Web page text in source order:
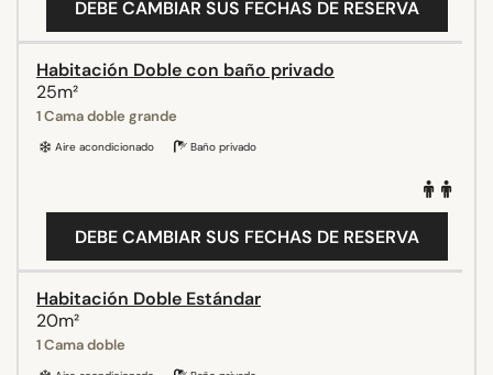
DEBE CAMBIAR SUS FECHAS DE RESERVA
Habitación Doble con baño privado
25m²
1 Cama doble grande
Aire acondicionado Baño privado
DEBE CAMBIAR SUS FECHAS DE RESERVA
Habitación Doble Estándar
20m²
1 Cama doble